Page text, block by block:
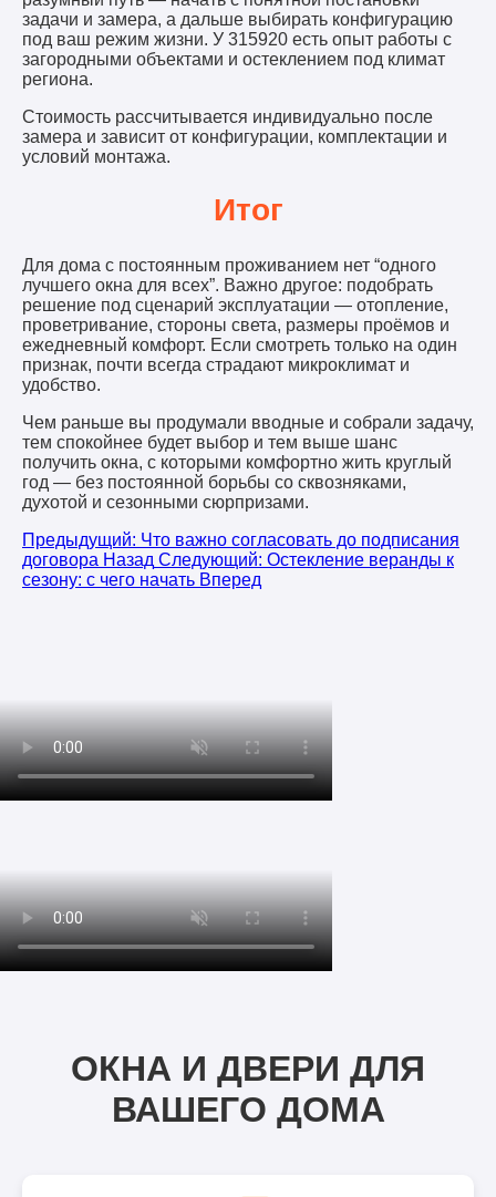
задачи и замера, а дальше выбирать конфигурацию
под ваш режим жизни. У 315920 есть опыт работы с
загородными объектами и остеклением под климат
региона.
Стоимость рассчитывается индивидуально после
замера и зависит от конфигурации, комплектации и
условий монтажа.
Итог
Для дома с постоянным проживанием нет “одного
лучшего окна для всех”. Важно другое: подобрать
решение под сценарий эксплуатации — отопление,
проветривание, стороны света, размеры проёмов и
ежедневный комфорт. Если смотреть только на один
признак, почти всегда страдают микроклимат и
удобство.
Чем раньше вы продумали вводные и собрали задачу,
тем спокойнее будет выбор и тем выше шанс
получить окна, с которыми комфортно жить круглый
год — без постоянной борьбы со сквозняками,
духотой и сезонными сюрпризами.
Предыдущий: Что важно согласовать до подписания
договора Назад Следующий: Остекление веранды к
сезону: с чего начать Вперед
ОКНА И ДВЕРИ ДЛЯ
ВАШЕГО ДОМА